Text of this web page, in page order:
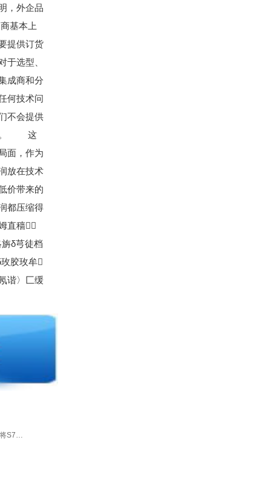
，外企品
基本上
提供订货
选型、
成商和分
何技术问
不会提供
楚。 这
面，作为
放在技术
价带来的
都压缩得
直穑
δ芎徒档
胶玫牟
谐〉匚缓
将S7…